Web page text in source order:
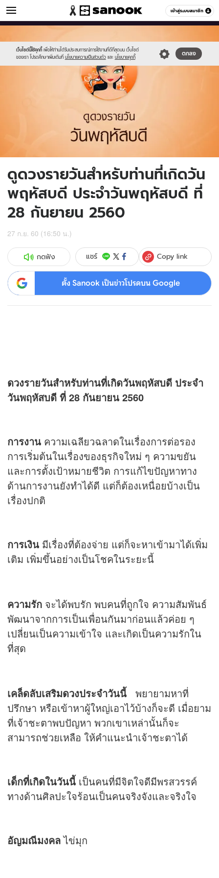
เข้าสู่ระบบสมาชิก
ดูดวง หมวดอื่นๆ
เว็บไซต์นี้ใช้คุกกี้ เพื่อให้ท่านได้รับประสบการณ์การใช้งานที่ดีที่สุดบน เว็บไซต์
ของเรา โปรดศึกษาเพิ่มเติมที่ นโยบายความเป็นส่วนตัว และ นโยบายคุกกี้
ตกลง
//s.isanook.com/sr/0/images/logo-
new-
sanook.png
//s.isanook.com/ho/0/ud/fxd/day/5_thu.jpg
ดูดวงรายวันสำหรับท่านที่เกิดวัน
พฤหัสบดี ประจำวันพฤหัสบดี ที่
28 กันยายน 2560
27 ก.ย. 60 (16:50 น.)
กดฟัง แชร์ Copy link
ตั้ง Sanook เป็นข่าวโปรดบน Google
ดวงรายวันสำหรับท่านที่เกิดวันพฤหัสบดี ประจำ
วันพฤหัสบดี ที่ 28 กันยายน 2560
การงาน ความเฉลียวฉลาดในเรื่องการต่อรอง
การเริ่มต้นในเรื่องของธุรกิจใหม่ ๆ ความขยัน
และการตั้งเป้าหมายชีวิต การแก้ไขปัญหาทาง
ด้านการงานยังทำได้ดี แต่ก็ต้องเหนื่อยบ้างเป็น
เรื่องปกติ
การเงิน มีเรื่องที่ต้องจ่าย แต่ก็จะหาเข้ามาได้เพิ่ม
เติม เพิ่มขึ้นอย่างเป็นโชคในระยะนี้
ความรัก จะได้พบรัก พบคนที่ถูกใจ ความสัมพันธ์
พัฒนาจากการเป็นเพื่อนกันมาก่อนแล้วค่อย ๆ
เปลี่ยนเป็นความเข้าใจ และเกิดเป็นความรักใน
ที่สุด
เคล็ดลับเสริมดวงประจำวันนี้ พยายามหาที่
ปรึกษา หรือเข้าหาผู้ใหญ่เอาไว้บ้างก็จะดี เมื่อยาม
ที่เจ้าชะตาพบปัญหา พวกเขาเหล่านั้นก็จะ
สามารถช่วยเหลือ ให้คำแนะนำเจ้าชะตาได้
เด็กที่เกิดในวันนี้ เป็นคนที่มีจิตใจดีมีพรสวรรค์
ทางด้านศิลปะใจร้อนเป็นคนจริงจังและจริงใจ
อัญมณีมงคลไข่มุก